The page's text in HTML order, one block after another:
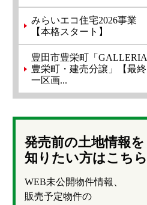
みらいエコ住宅2026事業
【本格スタート】
豊田市豊栄町「GALLERIA
豊栄町・建売分譲」【最終
一区画...
発売前の土地情報を
知りたい方はこちら
WEB未公開物件情報、
販売予定物件の